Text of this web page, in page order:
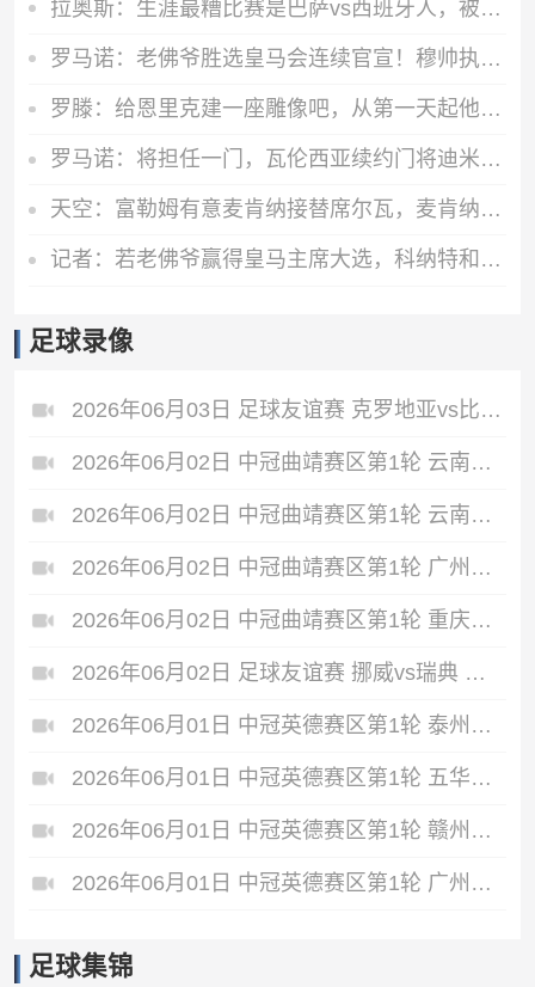
拉奥斯：生涯最糟比赛是巴萨vs西班牙人，被球员攻击世界杯表现差
罗马诺：老佛爷胜选皇马会连续官宣！穆帅执教，续吕迪格签科纳特
罗滕：给恩里克建一座雕像吧，从第一天起他就奠定了巴黎的基石
罗马诺：将担任一门，瓦伦西亚续约门将迪米特列夫斯基至2028年
天空：富勒姆有意麦肯纳接替席尔瓦，麦肯纳解约金约800万镑
记者：若老佛爷赢得皇马主席大选，科纳特和邓弗里斯将会加盟
足球录像
2026年06月03日 足球友谊赛 克罗地亚vs比利时 全场录像
2026年06月02日 中冠曲靖赛区第1轮 云南爨合 VS 四川叁壹捌重龙 全场录像
2026年06月02日 中冠曲靖赛区第1轮 云南青丘 VS 自贡弘祥电碳 全场录像
2026年06月02日 中冠曲靖赛区第1轮 广州悦高 VS 重庆润麒 全场录像
2026年06月02日 中冠曲靖赛区第1轮 重庆瀚达 VS 贵州飞鹰 全场录像
2026年06月02日 足球友谊赛 挪威vs瑞典 全场录像
2026年06月01日 中冠英德赛区第1轮 泰州早茶黑马 VS 中国澳门U23 全场录像
2026年06月01日 中冠英德赛区第1轮 五华华京 VS 广州联增城澳体 全场录像
2026年06月01日 中冠英德赛区第1轮 赣州红星 VS 盐城东台安贝斯 全场录像
2026年06月01日 中冠英德赛区第1轮 广州黄埔志诚 VS 广东晨星创尔特 全场录像
足球集锦